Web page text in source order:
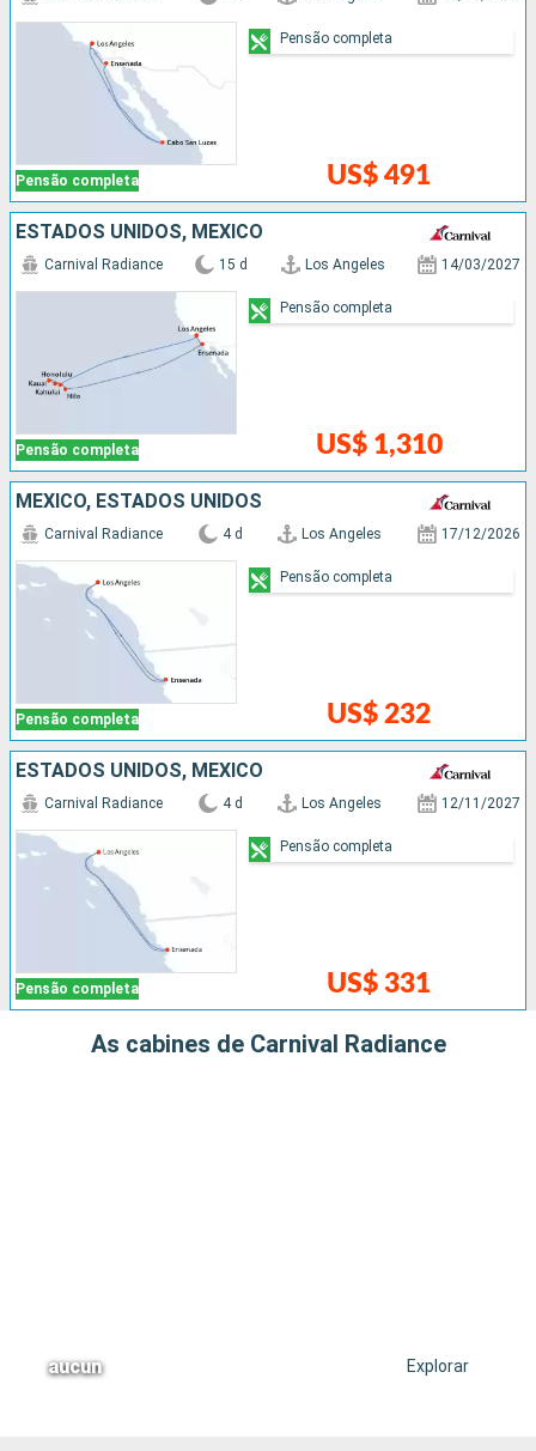
Pensão completa US$ 491
Pensão completa
ESTADOS UNIDOS, MÉXICO
Pensão completa
Carnival Radiance 15 d Los Angeles 14/03/2027
US$ 1,310
Pensão completa
MÉXICO, ESTADOS UNIDOS
Pensão completa
Carnival Radiance 4 d Los Angeles 17/12/2026
US$ 232
Pensão completa
ESTADOS UNIDOS, MÉXICO
Pensão completa
Carnival Radiance 4 d Los Angeles 12/11/2027
US$ 331
Pensão completa
As cabines de Carnival Radiance
aucun Explorar